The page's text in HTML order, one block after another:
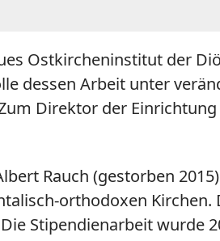
Ostkircheninstitut der
dessen Arbeit unter
Direktor der
Rauch (gestorben
orthodoxen
Stipendienarbeit wurde